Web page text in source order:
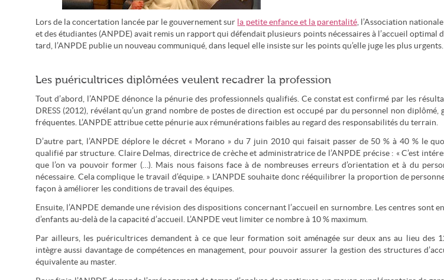
Les puéricultrices regrettent que leur professionnalisme ne
soit pas assez reconnu (Salim Fadhley/CC-by-sa)
Lors de la concertation lancée par le gouvernement sur la petite enfance et la parentalité, l’Association
et des étudiantes (ANPDE) avait remis un rapport qui défendait plusieurs points nécessaires à l’accueil optimal
tard, l’ANPDE publie un nouveau communiqué, dans lequel elle insiste sur les points qu’elle juge les plus urgents.
Les puéricultrices diplômées veulent recadrer la profession
Tout d’abord, l’ANPDE dénonce la pénurie des professionnels qualifiés. Ce constat est confirmé par les
DRESS (2012), révélant qu’un grand nombre de postes de direction est occupé par du personnel non diplômé,
fréquentes. L’ANPDE attribue cette pénurie aux rémunérations faibles au regard des responsabilités du terrain.
D’autre part, l’ANPDE déplore le décret « Morano » du 7 juin 2010 qui faisait passer de 50 % à 40 % le
qualifié par structure. Claire Delmas, directrice de crèche et administratrice de l’ANPDE précise : « C’est
que l’on va pouvoir former (…). Mais nous faisons face à de nombreuses erreurs d’orientation et à du
nécessaire. Cela complique le travail d’équipe. » L’ANPDE souhaite donc rééquilibrer la proportion de
façon à améliorer les conditions de travail des équipes.
Ensuite, l’ANPDE demande une révision des dispositions concernant l’accueil en surnombre. Les centres sont
d’enfants au-delà de la capacité d’accueil. L’ANPDE veut limiter ce nombre à 10 % maximum.
Par ailleurs, les puéricultrices demandent à ce que leur formation soit aménagée sur deux ans au lieu des
intègre aussi davantage de compétences en management, pour pouvoir assurer la gestion des structures
équivalente au master.